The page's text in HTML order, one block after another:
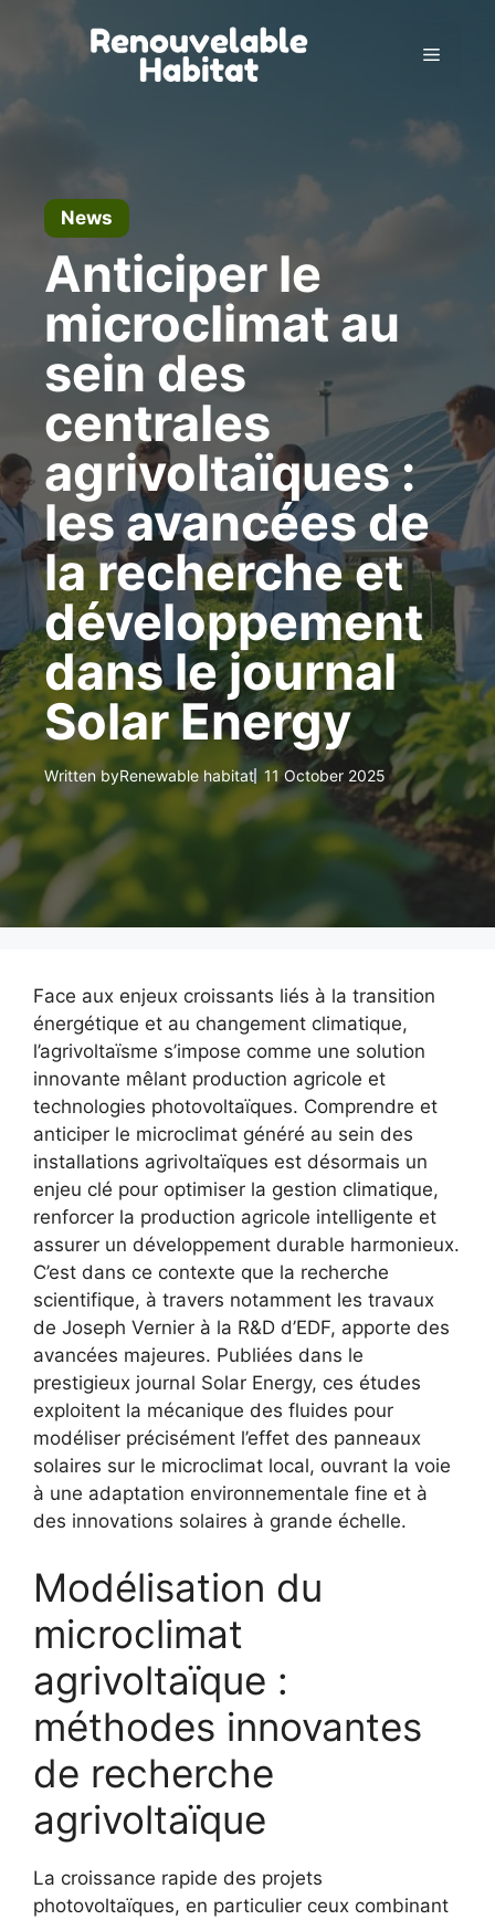
Menu
News
Anticiper le
microclimat au
sein des
centrales
agrivoltaïques :
les avancées de
la recherche et
développement
dans le journal
Solar Energy
Written byRenewable habitat 11 October 2025
Face aux enjeux croissants liés à la transition
énergétique et au changement climatique,
l’agrivoltaïsme s’impose comme une solution
innovante mêlant production agricole et
technologies photovoltaïques. Comprendre et
anticiper le microclimat généré au sein des
installations agrivoltaïques est désormais un
enjeu clé pour optimiser la gestion climatique,
renforcer la production agricole intelligente et
assurer un développement durable harmonieux.
C’est dans ce contexte que la recherche
scientifique, à travers notamment les travaux
de Joseph Vernier à la R&D d’EDF, apporte des
avancées majeures. Publiées dans le
prestigieux journal Solar Energy, ces études
exploitent la mécanique des fluides pour
modéliser précisément l’effet des panneaux
solaires sur le microclimat local, ouvrant la voie
à une adaptation environnementale fine et à
des innovations solaires à grande échelle.
Modélisation du
microclimat
agrivoltaïque :
méthodes innovantes
de recherche
agrivoltaïque
La croissance rapide des projets
photovoltaïques, en particulier ceux combinant